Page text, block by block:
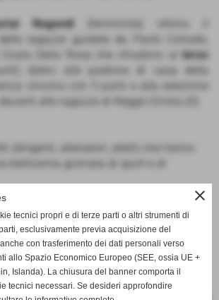
Regondi
(femminile) ottimo il
ragazze guidate da Paolo Corrado,
Giulia Della Rosa che chiudono al terzo
dietro alle padrone di casa della
vincono con 5 punti e alla selezione
alle ragazze di Reggio Emilia (0).
(dirigenti, allenatori, atleti) che hanno
bellissima giornata di sport e di
close
tecnici propri e di terze parti o altri strumenti di
esclusivamente previa acquisizione del
con trasferimento dei dati personali verso
allo Spazio Economico Europeo (SEE, ossia UE +
Islanda). La chiusura del banner comporta il
tecnici necessari. Se desideri approfondire